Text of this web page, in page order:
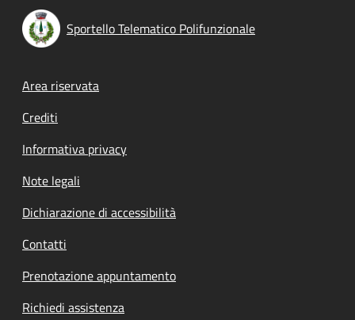
Sportello Telematico Polifunzionale
Footer menu
Area riservata
Crediti
Informativa privacy
Note legali
Dichiarazione di accessibilità
Contatti
Prenotazione appuntamento
Richiedi assistenza